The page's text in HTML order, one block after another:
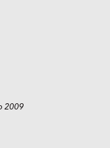
2009